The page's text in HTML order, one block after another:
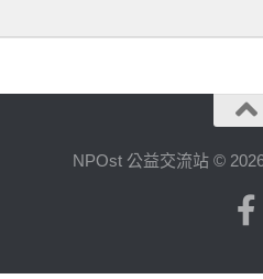
NPOst 公益交流站 ©